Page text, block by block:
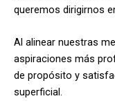
queremos dirigirnos
Al alinear nuestras
aspiraciones más
de propósito y
superficial.